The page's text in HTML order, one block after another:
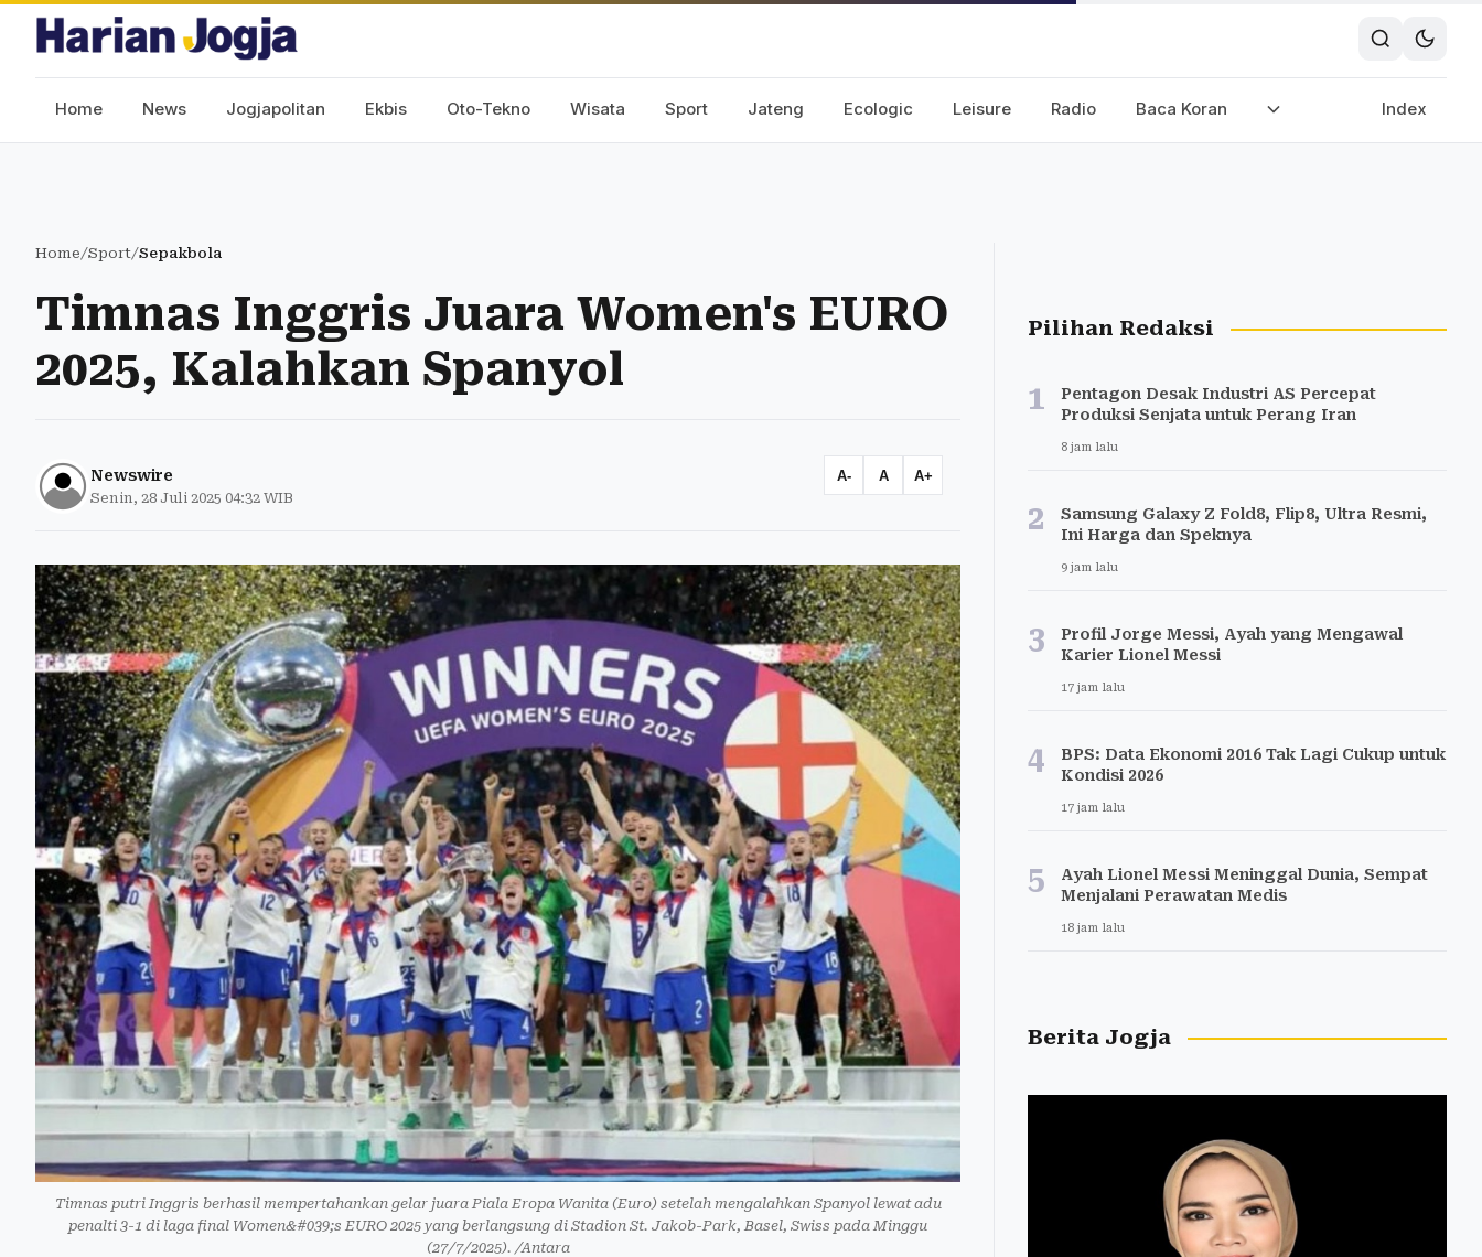
Home News Jogjapolitan Ekbis Oto-Tekno Wisata Sport Jateng Ecologic Leisure Radio Baca Koran Index
Home/Sport/Sepakbola
Timnas Inggris Juara Women's EURO
2025, Kalahkan Spanyol
Newswire
Senin, 28 Juli 2025 04:32 WIB
A- A A+
Timnas putri Inggris berhasil mempertahankan gelar juara Piala Eropa Wanita (Euro) setelah mengalahkan Spanyol lewat adu
penalti 3-1 di laga final Women&#039;s EURO 2025 yang berlangsung di Stadion St. Jakob-Park, Basel, Swiss pada Minggu
(27/7/2025). /Antara
Pilihan Redaksi
1
Pentagon Desak Industri AS Percepat
Produksi Senjata untuk Perang Iran
8 jam lalu
2
Samsung Galaxy Z Fold8, Flip8, Ultra Resmi,
Ini Harga dan Speknya
9 jam lalu
3
Profil Jorge Messi, Ayah yang Mengawal
Karier Lionel Messi
17 jam lalu
4
BPS: Data Ekonomi 2016 Tak Lagi Cukup untuk
Kondisi 2026
17 jam lalu
5
Ayah Lionel Messi Meninggal Dunia, Sempat
Menjalani Perawatan Medis
18 jam lalu
Berita Jogja